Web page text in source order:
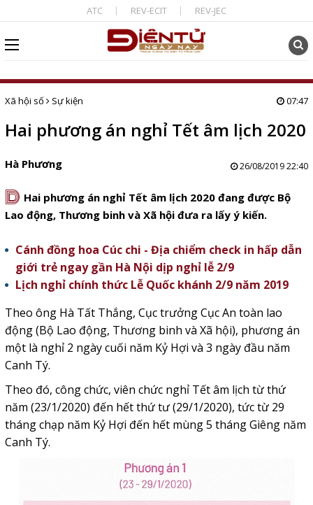
ATC REV-ECIT REV-JEC
Xã hội số Sự kiện 07:47
Hai phương án nghỉ Tết âm lịch 2020
Hà Phương 26/08/2019 22:40
D Hai phương án nghỉ Tết âm lịch 2020 đang được Bộ
Lao động, Thương binh và Xã hội đưa ra lấy ý kiến.
Cánh đồng hoa Cúc chi - Địa chiểm check in hấp dẫn
giới trẻ ngay gần Hà Nội dịp nghỉ lễ 2/9
Lịch nghỉ chính thức Lễ Quốc khánh 2/9 năm 2019
Theo ông Hà Tất Thắng, Cục trưởng Cục An toàn lao
động (Bộ Lao động, Thương binh và Xã hội), phương án
một là nghỉ 2 ngày cuối năm Kỷ Hợi và 3 ngày đầu năm
Canh Tý.
Theo đó, công chức, viên chức nghỉ Tết âm lịch từ thứ
năm (23/1/2020) đến hết thứ tư (29/1/2020), tức từ 29
tháng chạp năm Kỷ Hợi đến hết mùng 5 tháng Giêng năm
Canh Tý.